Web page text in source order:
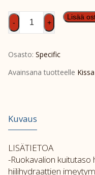
SPEC
FEW-
7x100g
määrä
- +
Lisää
Osasto: Specific
Avainsana tuotteelle Kissa
Kuvaus
LISÄTIETOA
-Ruokavalion
hiilihydraattien